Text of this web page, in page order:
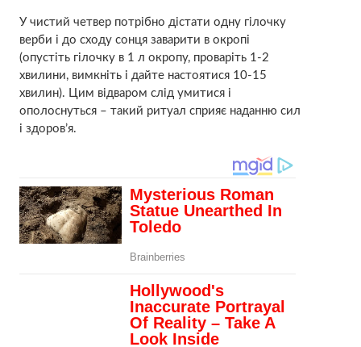
У чистий четвер потрібно дістати одну гілочку
верби і до сходу сонця заварити в окропі
(опустіть гілочку в 1 л окропу, проваріть 1-2
хвилини, вимкніть і дайте настоятися 10-15
хвилин). Цим відваром слід умитися і
ополоснуться – такий ритуал сприяє наданню сил
і здоров’я.